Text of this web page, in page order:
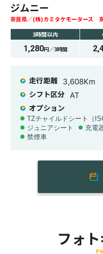
ジムニー
奈良県
(株)カミタケモータース
3時間以内
1,280円／3時間
走行距離 3,608Km
シフト区分 AT
オプション
TZチャイルドシート（
ジュニアシート
充電
禁煙車
フォ